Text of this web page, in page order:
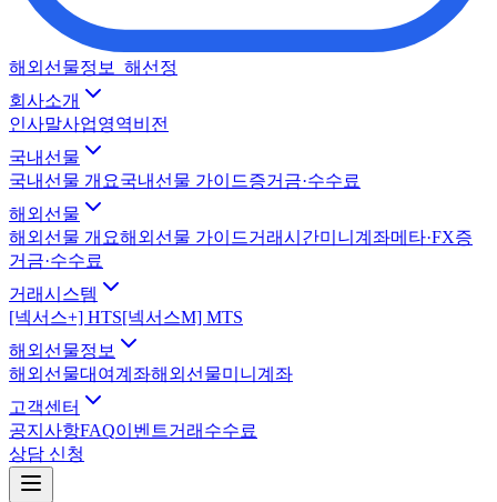
해외선물정보_해선정
회사소개
인사말사업영역비전
국내선물
국내선물 개요국내선물 가이드증거금·수수료
해외선물
해외선물 개요해외선물 가이드거래시간미니계좌메타·FX증
거금·수수료
거래시스템
[넥서스+] HTS[넥서스M] MTS
해외선물정보
해외선물대여계좌해외선물미니계좌
고객센터
공지사항FAQ이벤트거래수수료
상담 신청